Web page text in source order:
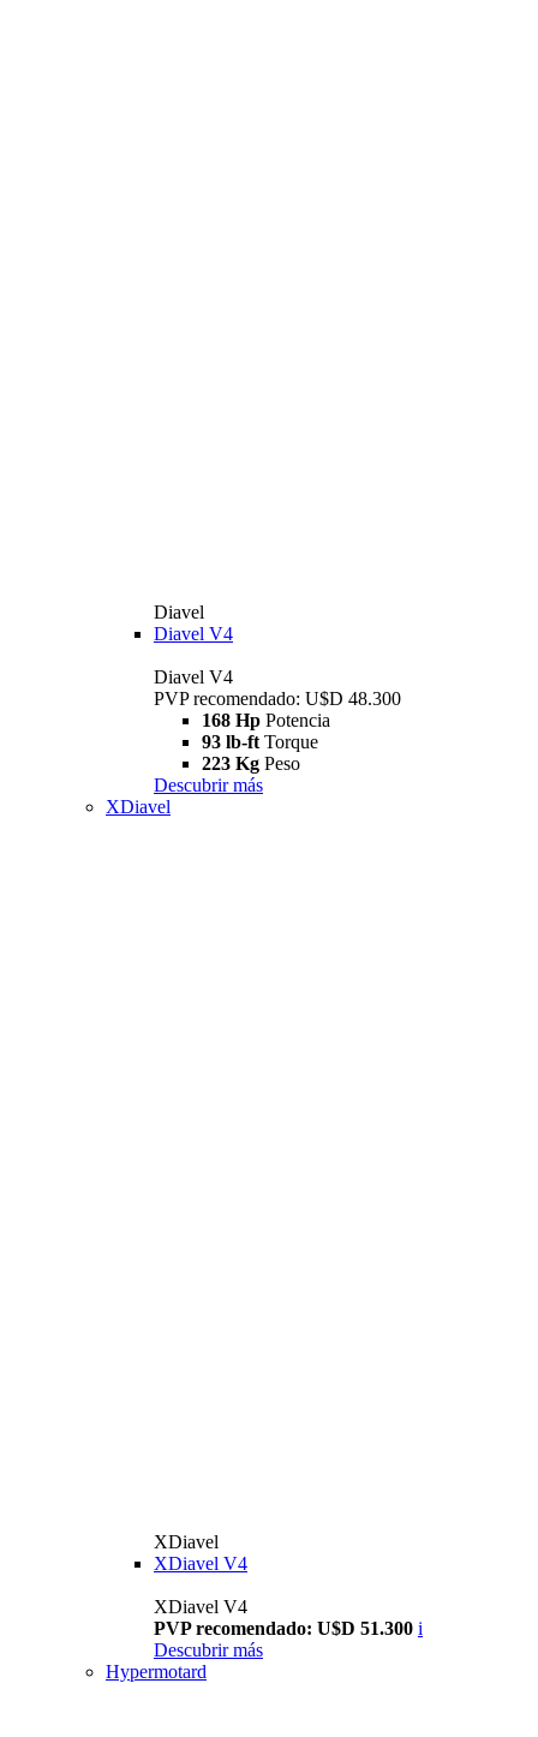
Diavel
Diavel V4
Diavel V4
PVP recomendado: U$D 48.300
168 Hp Potencia
93 lb-ft Torque
223 Kg Peso
Descubrir más
XDiavel
XDiavel
XDiavel V4
XDiavel V4
PVP recomendado: U$D 51.300 i
Descubrir más
Hypermotard